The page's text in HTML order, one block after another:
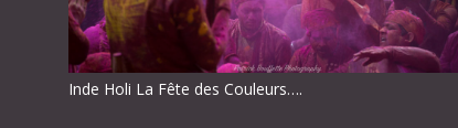
Inde Holi La Fête des Couleurs….